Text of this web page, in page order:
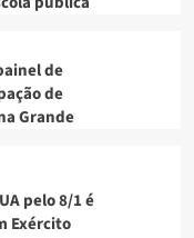
de
de
Grande
pelo 8/1 é
Exército